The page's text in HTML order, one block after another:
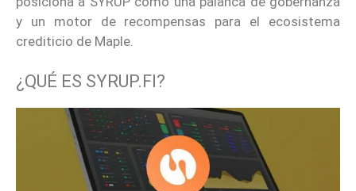
y un motor de recompensas para el ecosistema
crediticio de Maple.
¿QUÉ ES SYRUP.FI?